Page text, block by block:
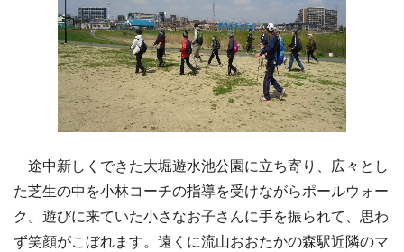
途中新しくできた大堀遊水池公園に立ち寄り、広々とし
た芝生の中を小林コーチの指導を受けながらポールウォー
ク。遊びに来ていた小さなお子さんに手を振られて、思わ
ず笑顔がこぼれます。遠くに流山おおたかの森駅近隣のマ